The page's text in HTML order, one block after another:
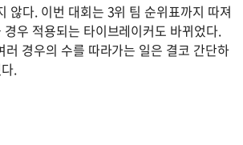
않다. 이번 대회는 3위 팀 순위표까지 따져
우 적용되는 타이브레이커도 바뀌었다.
경우의 수를 따라가는 일은 결코 간단하
.